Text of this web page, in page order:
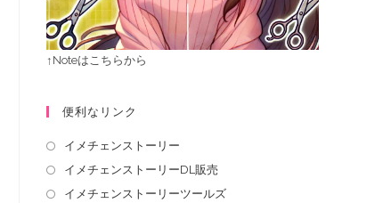
↑Noteはこちらから
便利なリンク
イメチェンストーリー
イメチェンストーリーDL販売
イメチェンストーリーツールズ